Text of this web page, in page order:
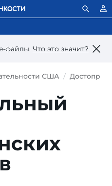
файлы. Что это значит?
США